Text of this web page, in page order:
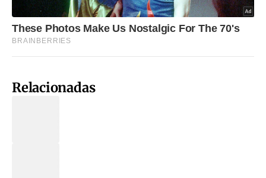
Relacionadas